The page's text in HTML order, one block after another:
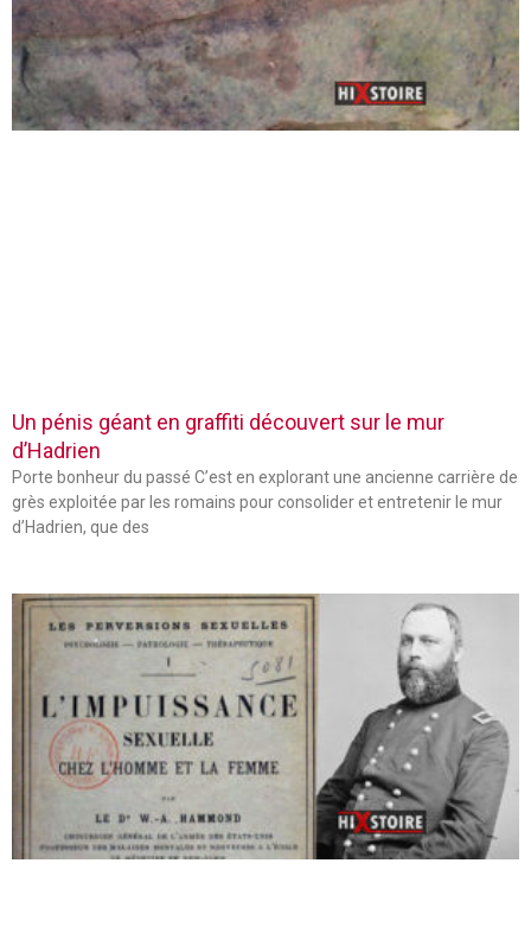
Un pénis géant en graffiti découvert sur le mur
d’Hadrien
Porte bonheur du passé C’est en explorant une ancienne carrière de
grès exploitée par les romains pour consolider et entretenir le mur
d’Hadrien, que des